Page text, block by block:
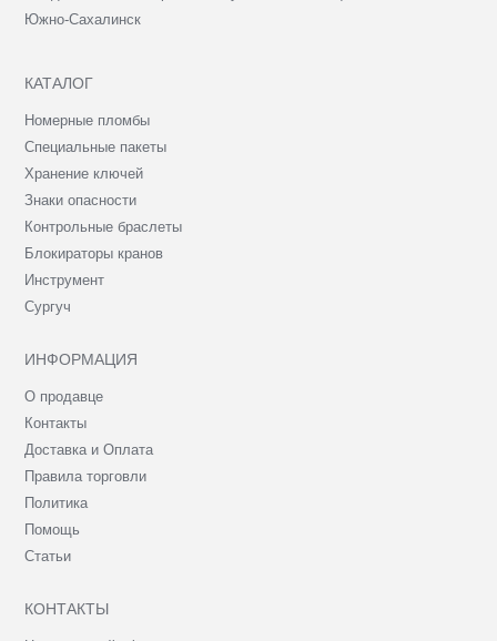
Южно-Сахалинск
КАТАЛОГ
Номерные пломбы
Специальные пакеты
Хранение ключей
Знаки опасности
Контрольные браслеты
Блокираторы кранов
Инструмент
Сургуч
ИНФОРМАЦИЯ
О продавце
Контакты
Доставка и Оплата
Правила торговли
Политика
Помощь
Статьи
КОНТАКТЫ